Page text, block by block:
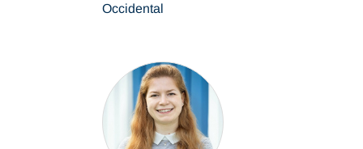
Occidental